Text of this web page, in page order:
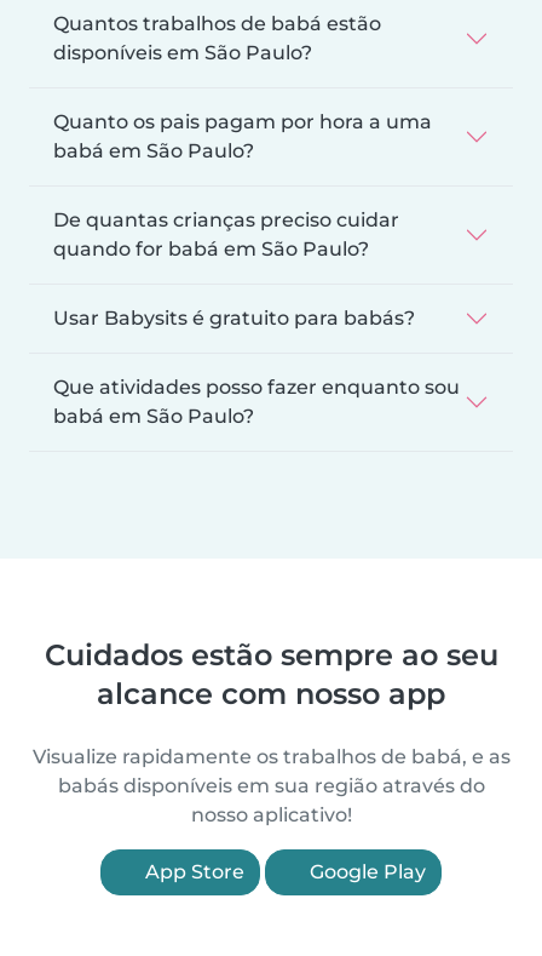
Quantos trabalhos de babá estão
disponíveis em São Paulo?
Quanto os pais pagam por hora a uma
babá em São Paulo?
De quantas crianças preciso cuidar
quando for babá em São Paulo?
Usar Babysits é gratuito para babás?
Que atividades posso fazer enquanto sou
babá em São Paulo?
Cuidados estão sempre ao seu
alcance com nosso app
Visualize rapidamente os trabalhos de babá, e as
babás disponíveis em sua região através do
nosso aplicativo!
App Store Google Play